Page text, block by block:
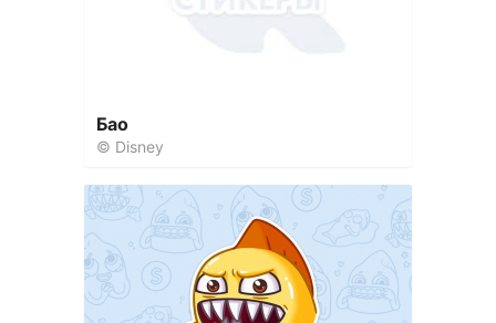
Бао
© Disney